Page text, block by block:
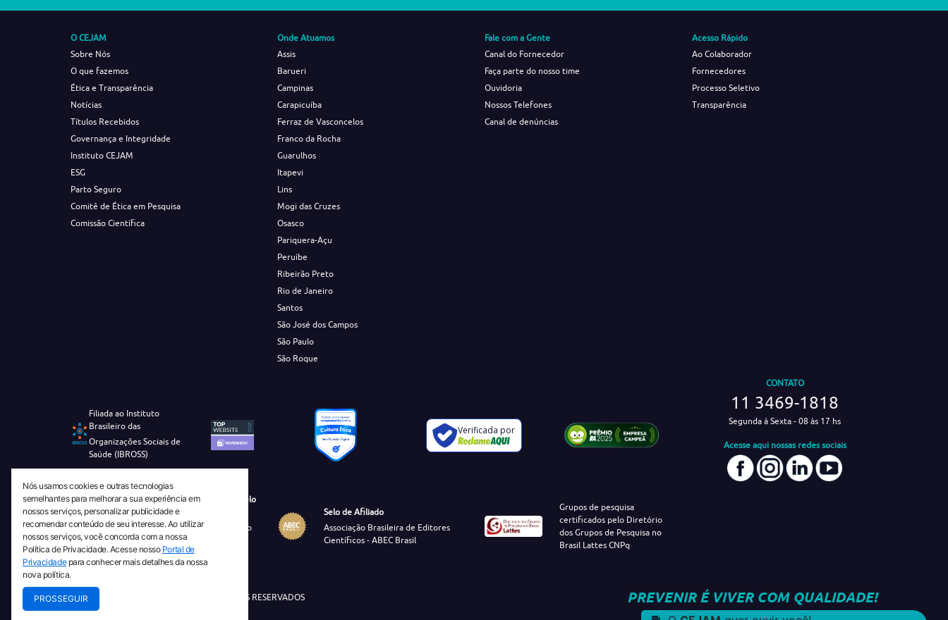
O CEJAM
Sobre Nós
O que fazemos
Ética e Transparência
Notícias
Títulos Recebidos
Governança e Integridade
Instituto CEJAM
ESG
Parto Seguro
Comitê de Ética em Pesquisa
Comissão Científica
Onde Atuamos
Assis
Barueri
Campinas
Carapicuíba
Ferraz de Vasconcelos
Franco da Rocha
Guarulhos
Itapevi
Lins
Mogi das Cruzes
Osasco
Pariquera-Açu
Peruíbe
Ribeirão Preto
Rio de Janeiro
Santos
São José dos Campos
São Paulo
São Roque
Fale com a Gente
Canal do Fornecedor
Faça parte do nosso time
Ouvidoria
Nossos Telefones
Canal de denúncias
Acesso Rápido
Ao Colaborador
Fornecedores
Processo Seletivo
Transparência
Filiada ao Instituto
Brasileiro das
Organizações Sociais de
Saúde (IBROSS)
Verificada por
CONTATO
11 3469-1818
Segunda à Sexta - 08 às 17 hs
Acesse aqui nossas redes sociais
Revista Tecnico-Cientifica CEJAM Selo
Diamante de Ciência Aberta
Diretório Migulim Instituto Brasileiro
de Informação em Ciência e
Tecnologia - IBICT
Selo de Afiliado
Associação Brasileira de Editores
Científicos - ABEC Brasil
Grupos de pesquisa
certificados pelo Diretório
dos Grupos de Pesquisa no
Brasil Lattes CNPq
© 2026 TODOS OS DIREITOS RESERVADOS PREVENIR É VIVER COM QUALIDADE!
Nós usamos cookies e outras tecnologias
semelhantes para melhorar a sua experiência em
nossos serviços, personalizar publicidade e
recomendar conteúdo de seu interesse. Ao utilizar
nossos serviços, você concorda com a nossa
Política de Privacidade. Acesse nosso Portal de
Privacidadepara conhecer mais detalhes da nossa
nova política.
PROSSEGUIR